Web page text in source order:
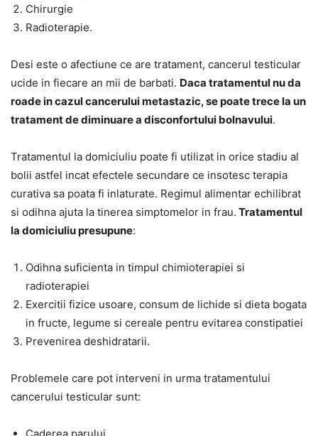
Chirurgie
Radioterapie.
Desi este o afectiune ce are tratament, cancerul testicular
ucide in fiecare an mii de barbati. Daca tratamentul nu da
roade in cazul cancerului metastazic, se poate trece la un
tratament de diminuare a disconfortului bolnavului.
Tratamentul la domiciuliu poate fi utilizat in orice stadiu al
bolii astfel incat efectele secundare ce insotesc terapia
curativa sa poata fi inlaturate. Regimul alimentar echilibrat
si odihna ajuta la tinerea simptomelor in frau. Tratamentul
la domiciuliu presupune:
Odihna suficienta in timpul chimioterapiei si
radioterapiei
Exercitii fizice usoare, consum de lichide si dieta bogata
in fructe, legume si cereale pentru evitarea constipatiei
Prevenirea deshidratarii.
Problemele care pot interveni in urma tratamentului
cancerului testicular sunt: